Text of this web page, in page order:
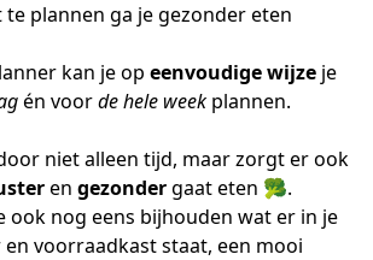
plannen ga je gezonder eten
kan je op eenvoudige wijze je
én voor de hele week plannen.
niet alleen tijd, maar zorgt er ook
en gezonder gaat eten 🥦.
ook nog eens bijhouden wat er in je
voorraadkast staat, een mooi